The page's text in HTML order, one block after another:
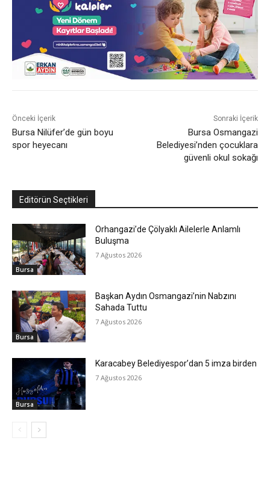
Önceki İçerik
Bursa Nilüfer’de gün boyu
spor heyecanı
Sonraki İçerik
Bursa Osmangazi
Belediyesi’nden çocuklara
güvenli okul sokağı
Editörün Seçtikleri
Bursa
Orhangazi’de Çölyaklı Ailelerle Anlamlı
Buluşma
7 Ağustos 2026
Bursa
Başkan Aydın Osmangazi’nin Nabzını
Sahada Tuttu
7 Ağustos 2026
Bursa
Karacabey Belediyespor’dan 5 imza birden
7 Ağustos 2026